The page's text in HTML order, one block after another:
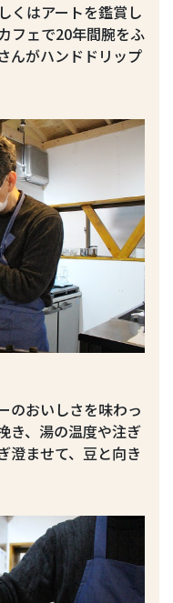
くはアートを鑑賞し
フェで20年間腕をふ
んがハンドドリップ
のおいしさを味わっ
き、湯の温度や注ぎ
澄ませて、豆と向き